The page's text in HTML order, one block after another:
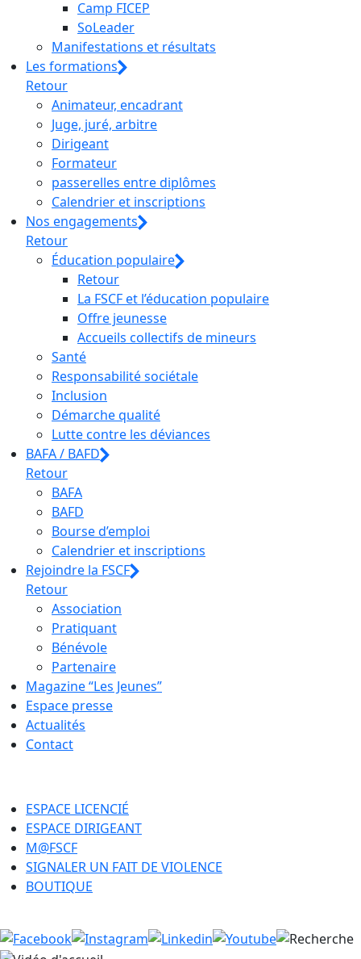
Camp FICEP
SoLeader
Manifestations et résultats
Les formations
Retour
Animateur, encadrant
Juge, juré, arbitre
Dirigeant
Formateur
passerelles entre diplômes
Calendrier et inscriptions
Nos engagements
Retour
Éducation populaire
Retour
La FSCF et l’éducation populaire
Offre jeunesse
Accueils collectifs de mineurs
Santé
Responsabilité sociétale
Inclusion
Démarche qualité
Lutte contre les déviances
BAFA / BAFD
Retour
BAFA
BAFD
Bourse d’emploi
Calendrier et inscriptions
Rejoindre la FSCF
Retour
Association
Pratiquant
Bénévole
Partenaire
Magazine “Les Jeunes”
Espace presse
Actualités
Contact
ESPACE LICENCIÉ
ESPACE DIRIGEANT
M@FSCF
SIGNALER UN FAIT DE VIOLENCE
BOUTIQUE